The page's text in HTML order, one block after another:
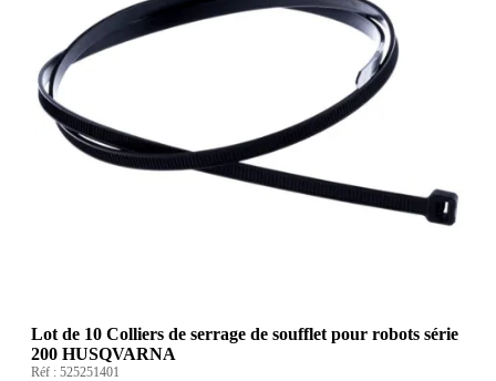
Lot de 10 Colliers de serrage de soufflet pour robots série
200 HUSQVARNA
Réf : 525251401